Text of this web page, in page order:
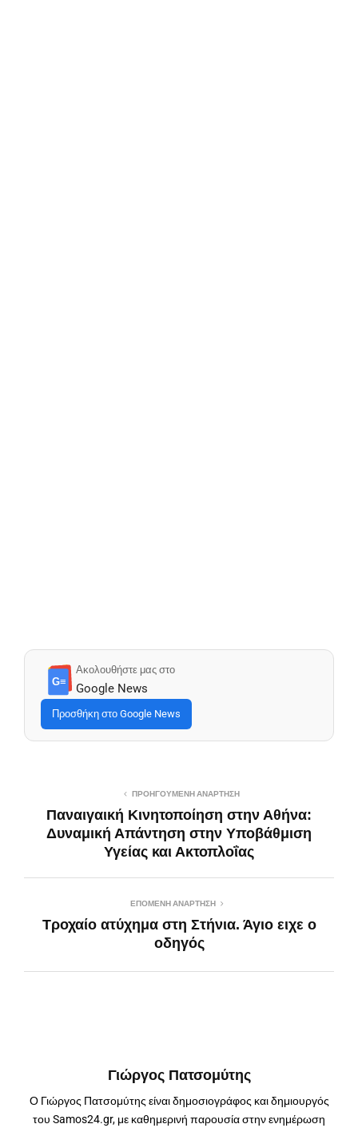
G≡
Ακολουθήστε μας στο
Google News
Προσθήκη στο Google News
ΠΡΟΗΓΟΎΜΕΝΗ ΑΝΆΡΤΗΣΗ
Παναιγαική Κινητοποίηση στην Αθήνα:
Δυναμική Απάντηση στην Υποβάθμιση
Υγείας και Ακτοπλοΐας
ΕΠΌΜΕΝΗ ΑΝΆΡΤΗΣΗ
Τροχαίο ατύχημα στη Στήνια. Άγιο ειχε ο
οδηγός
Γιώργος Πατσομύτης
Ο Γιώργος Πατσομύτης είναι δημοσιογράφος και δημιουργός
του Samos24.gr, με καθημερινή παρουσία στην ενημέρωση